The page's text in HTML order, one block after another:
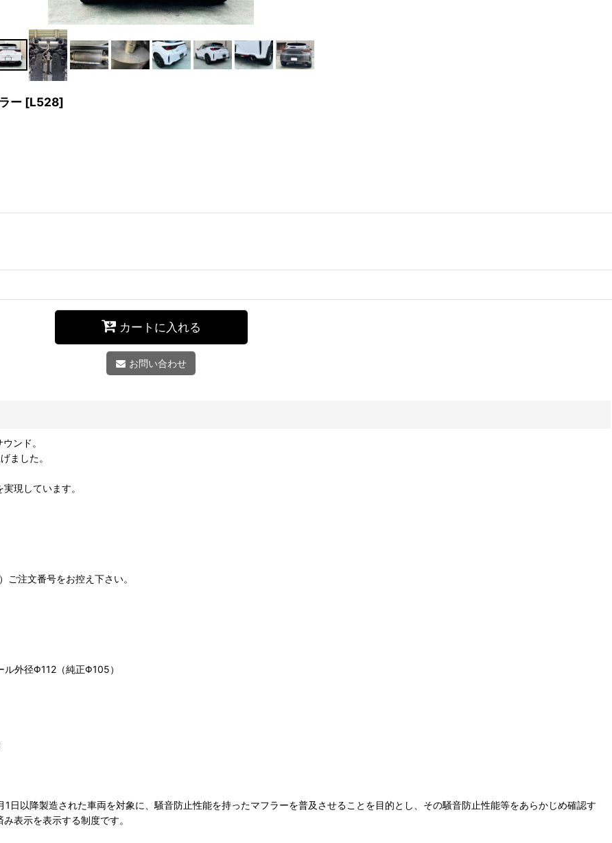
ー [L528]
カートに入れる
お問い合わせ
ンド。
ました。
現しています。
注文番号をお控え下さい。
外径Φ112（純正Φ105）
以降製造された車両を対象に、騒音防止性能を持ったマフラーを普及させることを目的とし、その騒音防止性能等をあらかじめ確認す
表示を表示する制度です。